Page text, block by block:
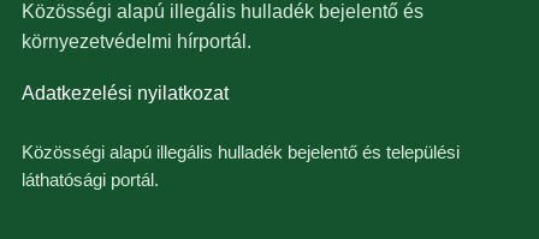
Közösségi alapú illegális hulladék bejelentő és
környezetvédelmi hírportál.
Adatkezelési nyilatkozat
Közösségi alapú illegális hulladék bejelentő és települési
láthatósági portál.